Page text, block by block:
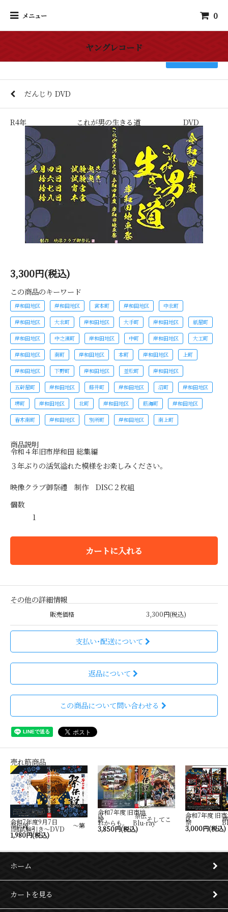
メニュー 0
ヤングレコード
だんじり DVD
R4年 これが男の生きる道 DVD
3,300円(税込)
この商品のキーワード
岸和田地区 岸和田地区 宮本町 岸和田地区 中北町
岸和田地区 大北町 岸和田地区 大手町 岸和田地区 紙屋町
岸和田地区 中之濱町 岸和田地区 中町 岸和田地区 大工町
岸和田地区 南町 岸和田地区 本町 岸和田地区 上町
岸和田地区 下野町 岸和田地区 並松町 岸和田地区
五軒屋町 岸和田地区 藤井町 岸和田地区 沼町 岸和田地区
堺町 岸和田地区 北町 岸和田地区 筋海町 岸和田地区
春木南町 岸和田地区 別所町 岸和田地区 南上町
商品説明
令和４年旧市岸和田 総集編
３年ぶりの活気溢れた模様をお楽しみください。
映像クラブ御祭禮 制作 DISC２枚組
個数
カートに入れる
その他の詳細情報
販売価格 3,300円(税込)
支払い・配送について
返品について
この商品について問い合わせる
売れ筋商品
令和7年度9月7日
祭伝説 ～第
1回試験引き～DVD
1,980円(税込)
令和7年度 旧市地
区 祭伝
説 そしてこ
れからも。 Blu-ray
3,850円(税込)
令和7年度 旧
区 岸
祭
3,000円(税込)
ホーム
カートを見る